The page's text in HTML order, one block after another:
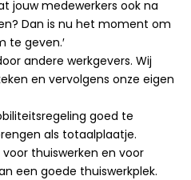
jouw medewerkers ook na
Dan is nu het moment om
te geven.′
andere werkgevers. Wij
en vervolgens onze eigen
goed te
als totaalplaatje.
thuiswerken en voor
een goede thuiswerkplek.